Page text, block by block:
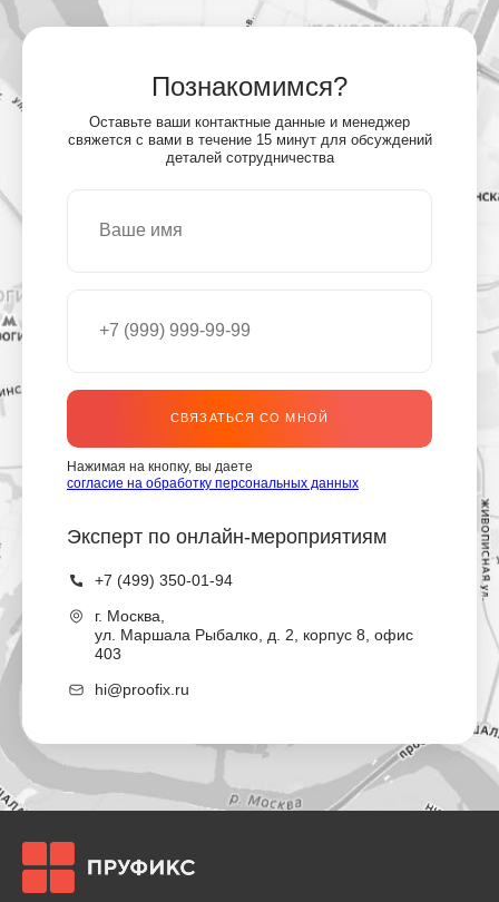
Познакомимся?
Оставьте ваши контактные данные и менеджер
свяжется с вами в течение 15 минут для обсуждений
деталей сотрудничества
СВЯЗАТЬСЯ СО МНОЙ
Нажимая на кнопку, вы даете
согласие на обработку персональных данных
Эксперт по онлайн-мероприятиям
+7 (499) 350-01-94
г. Москва
ул. Маршала Рыбалко, д. 2, корпус 8, офис
403
hi@proofix.ru